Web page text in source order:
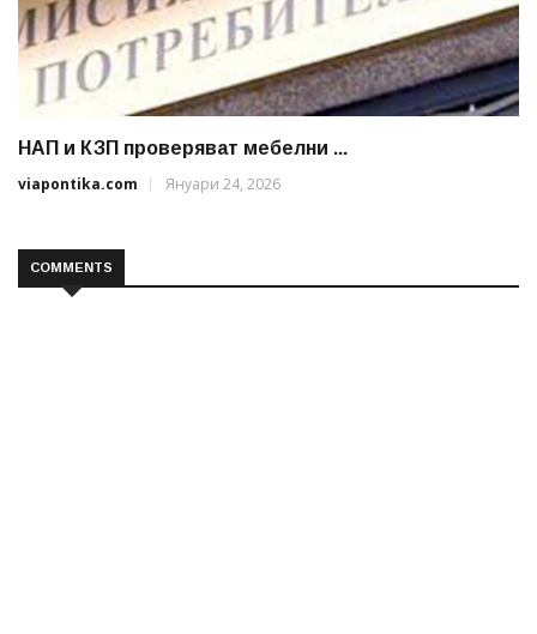
НАП и КЗП проверяват мебелни ...
viapontika.com
Януари 24, 2026
COMMENTS